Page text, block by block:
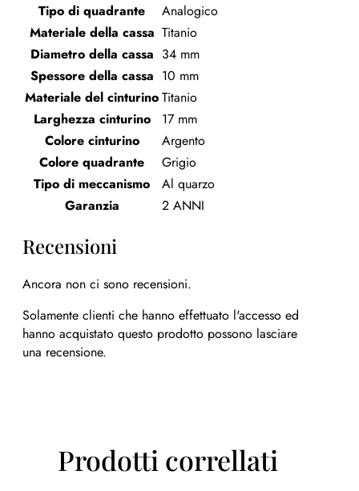
Tipo di quadrante
Analogico
Materiale della cassa Titanio
Diametro della cassa 34 mm
Spessore della cassa 10 mm
Materiale del cinturinoTitanio
Larghezza cinturino
17 mm
Colore cinturino
Argento
Colore quadrante
Grigio
Tipo di meccanismo
Al quarzo
Garanzia
2 ANNI
Recensioni
Ancora non ci sono recensioni.
Solamente clienti che hanno effettuato l'accesso ed
hanno acquistato questo prodotto possono lasciare
una recensione.
Prodotti correllati